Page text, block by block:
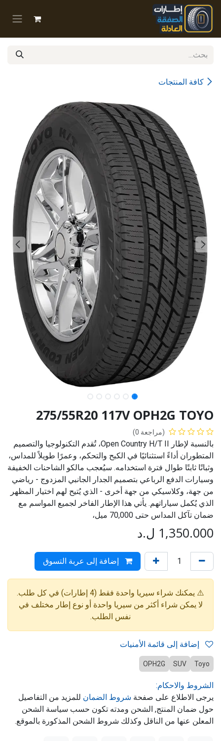
تخطي للذهاب إلى المحتوى
كافة المنتجات
275/55R20 117V OPH2G TOYO
(مراجعة 0)
بالنسبة لإطار Open Country H/T II، تُقدم التكنولوجيا والتصميم
المتطوران أداءً استثنائيًا في الكبح والتحكم، وعمرًا طويلاً للمداس،
وثباتًا ثابتًا طوال فترة استخدامه. سيُعجب مالكو الشاحنات الخفيفة
وسيارات الدفع الرباعي بتصميم الجدار الجانبي المزدوج - رياضي
من جهة، وكلاسيكي من جهة أخرى - الذي يُتيح لهم اختيار المظهر
الذي يُكمل سياراتهم. يأتي هذا الإطار الفاخر لجميع المواسم مع
ضمان تآكل المداس حتى 70,000 ميل،
1,350.000 ل.د
إضافة إلى عربة التسوق
⚠️ يمكنك شراء سيريا واحدة فقط (4 إطارات) في كل طلب.
لا يمكن شراء أكثر من سيريا واحدة أو نوع إطار مختلف في
نفس الطلب.
Toyo
SUV
OPH2G
الشروط والاحكام:
يرجى الاطلاع على صفحة شروط الضمان للمزيد من التفاصيل
حول ضمان المنتج, الشحن ومدته تكون حسب سياسة الشحن
المعلن عنها من الناقل وكذلك شروط الشحن المذكورة بالموقع.